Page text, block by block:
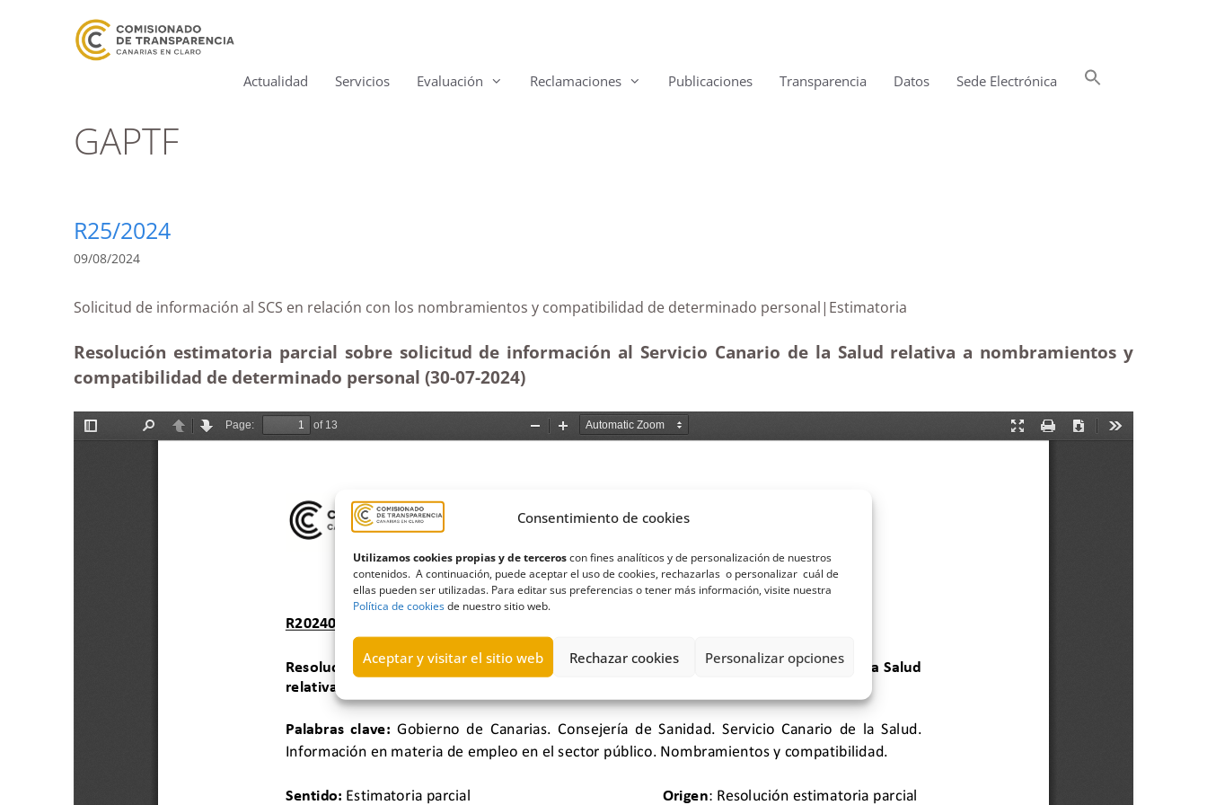
Consentimiento de cookies
Utilizamos cookies propias y de terceroscon fines analíticos y de personalización de nuestros
contenidos. A continuación, puede aceptar el uso de cookies, rechazarlas o personalizar cuál de
ellas pueden ser utilizadas. Para editar sus preferencias o tener más información, visite nuestra
Política de cookiesde nuestro sitio web.
Aceptar y visitar el sitio web Rechazar cookies Personalizar opciones
Actualidad Servicios Evaluación Reclamaciones Publicaciones Transparencia Datos Sede Electrónica
GAPTF
R25/2024
09/08/2024
Solicitud de información al SCS en relación con los nombramientos y compatibilidad de determinado personal|Estimatoria
Resolución estimatoria parcial sobre solicitud de información al Servicio Canario de la Salud relativa a nombramientos y
compatibilidad de determinado personal (30-07-2024)